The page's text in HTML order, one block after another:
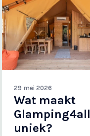
29 mei 2026
Wat maakt
Glamping4all
uniek?